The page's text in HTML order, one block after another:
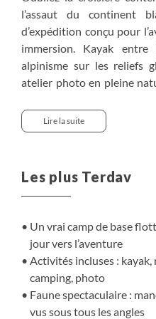
l’assaut du continent
d’expédition conçu pour
immersion. Kayak
alpinisme sur les reliefs
atelier photo en pleine
C’est intense, c’est brut,
environnement naturel,
glaciers, vous vivez le
à vous-même. Les plus
limites, tandis que ceux
douce profitent de
difficulté physique. Une
pour s’adapter à chaque
Lire la suite
Les plus Terdav
Un vrai camp de base
jour vers l’aventure
Activités incluses :
camping, photo
Faune spectaculaire :
vus sous tous les angles